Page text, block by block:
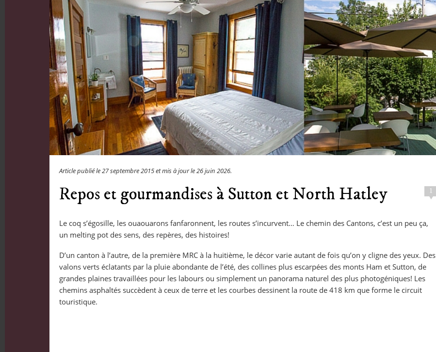
Article publié le27 septembre 2015et mis à jour le26 juin 2026.
1
Repos et gourmandises à Sutton et North Hatley
Le coq s’égosille, les ouaouarons fanfaronnent, les routes s’incurvent… Le chemin des Cantons, c’est un peu ça,
un melting pot des sens, des repères, des histoires!
D’un canton à l’autre, de la première MRC à la huitième, le décor varie autant de fois qu’on y cligne des yeux. Des
valons verts éclatants par la pluie abondante de l’été, des collines plus escarpées des monts Ham et Sutton, de
grandes plaines travaillées pour les labours ou simplement un panorama naturel des plus photogéniques! Les
chemins asphaltés succèdent à ceux de terre et les courbes dessinent la route de 418 km que forme le circuit
touristique.